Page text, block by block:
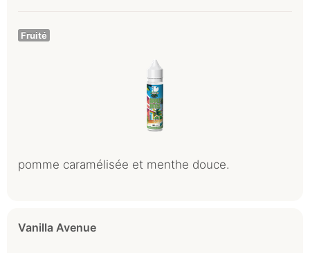
Fruité
pomme caramélisée et menthe douce.
Vanilla Avenue